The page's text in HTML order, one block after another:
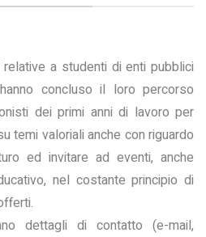
a studenti di enti pubblici
concluso il loro percorso
dei primi anni di lavoro per
temi valoriali anche con riguardo
ed invitare ad eventi, anche
nel costante principio di
dettagli di contatto (e-mail,